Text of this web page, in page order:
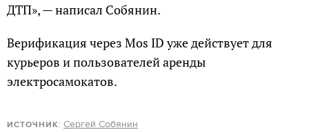
ДТП», — написал Собянин.
Верификация через Mos ID уже действует для
курьеров и пользователей аренды
электросамокатов.
ИСТОЧНИК: Сергей Собянин